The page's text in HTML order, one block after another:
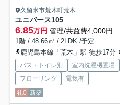
久留米市荒木町荒木
ユニバース105
6.85万円 管理/共益費4,000円
1階 / 48.66㎡ / 2LDK /予定
鹿児島本線「荒木」駅 徒歩17分
バス・トイレ別 室内洗濯機置場
フローリング
電気有
礼0 新築